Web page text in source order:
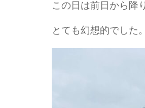
この日は前日から降
とても幻想的でした。